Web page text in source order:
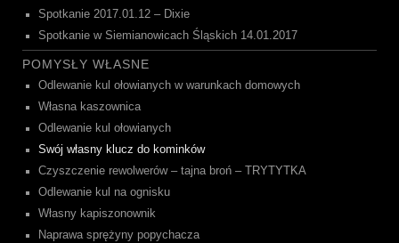
Spotkanie 2017.01.12 – Dixie
Spotkanie w Siemianowicach Śląskich 14.01.2017
POMYSŁY WŁASNE
Odlewanie kul ołowianych w warunkach domowych
Własna kaszownica
Odlewanie kul ołowianych
Swój własny klucz do kominków
Czyszczenie rewolwerów – tajna broń – TRYTYTKA
Odlewanie kul na ognisku
Własny kapiszonownik
Naprawa sprężyny popychacza